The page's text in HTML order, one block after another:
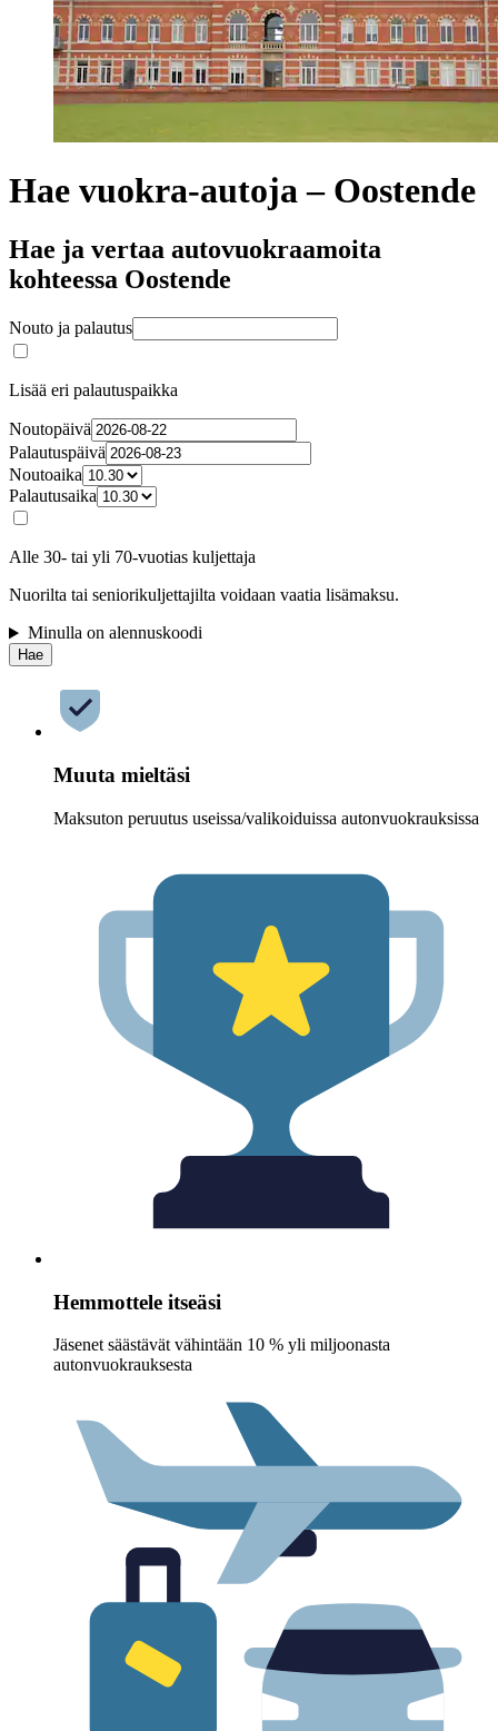
Hae vuokra-autoja – Oostende
Hae ja vertaa autovuokraamoita
kohteessa Oostende
Nouto ja palautus
Lisää eri palautuspaikka
Noutopäivä
Palautuspäivä
Noutoaika
Palautusaika
Alle 30- tai yli 70-vuotias kuljettaja
Nuorilta tai seniorikuljettajilta voidaan vaatia lisämaksu.
Minulla on alennuskoodi
Hae
Muuta mieltäsi
Maksuton peruutus useissa/valikoiduissa autonvuokrauksissa
Hemmottele itseäsi
Jäsenet säästävät vähintään 10 % yli miljoonasta
autonvuokrauksesta